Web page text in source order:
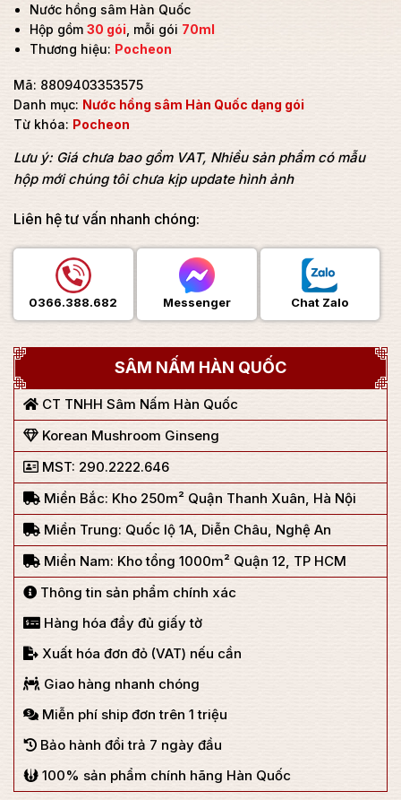
Nước hồng sâm Hàn Quốc
Hộp gồm30 gói , mỗi gói 70ml
Thương hiệu: Pocheon
Mã: 8809403353575
Danh mục: Nước hồng sâm Hàn Quốc dạng gói
Từ khóa: Pocheon
Lưu ý: Giá chưa bao gồm VAT, Nhiều sản phẩm có mẫu
hộp mới chúng tôi chưa kịp update hình ảnh
Liên hệ tư vấn nhanh chóng:
0366.388.682 Messenger Chat Zalo
SÂM NẤM HÀN QUỐC
CT TNHH Sâm Nấm Hàn Quốc
Korean Mushroom Ginseng
MST: 290.2222.646
Miền Bắc: Kho 250m² Quận Thanh Xuân, Hà Nội
Miền Trung: Quốc lộ 1A, Diễn Châu, Nghệ An
Miền Nam: Kho tổng 1000m² Quận 12, TP HCM
Thông tin sản phẩm chính xác
Hàng hóa đầy đủ giấy tờ
Xuất hóa đơn đỏ (VAT) nếu cần
Giao hàng nhanh chóng
Miễn phí ship đơn trên 1 triệu
Bảo hành đổi trả 7 ngày đầu
100% sản phẩm chính hãng Hàn Quốc